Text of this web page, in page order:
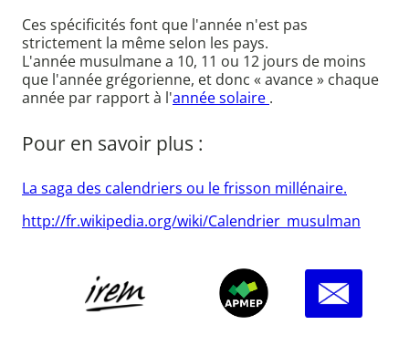
Ces spécificités font que l'année n'est pas
strictement la même selon les pays.
L'année musulmane a 10, 11 ou 12 jours de moins
que l'année grégorienne, et donc « avance » chaque
année par rapport à l'année solaire .
Pour en savoir plus :
La saga des calendriers ou le frisson millénaire.
http://fr.wikipedia.org/wiki/Calendrier_musulman